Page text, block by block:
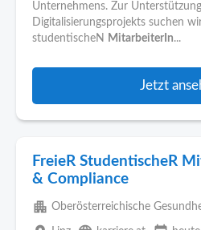
Unternehmens. Zur
Digitalisierungsprojekts suchen
studentischeN MitarbeiterIn...
Jetzt
FreieR StudentischeR
& Compliance
apartment Oberösterreichische